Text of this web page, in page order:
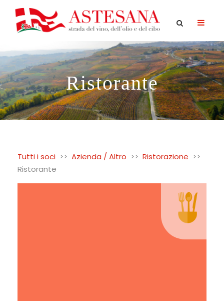
Ristorante
Tutti i soci >> Azienda / Altro >> Ristorazione >>
Ristorante